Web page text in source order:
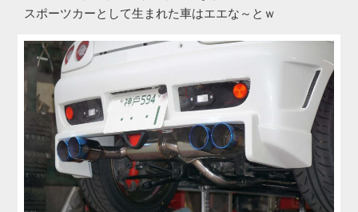
スポーツカーとして生まれた車はエエな～とｗ